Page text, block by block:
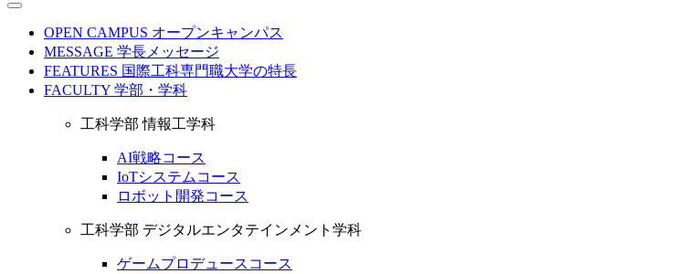
OPEN CAMPUS オープンキャンパス
MESSAGE 学長メッセージ
FEATURES 国際工科専門職大学の特長
FACULTY 学部・学科
工科学部 情報工学科
AI戦略コース
IoTシステムコース
ロボット開発コース
工科学部 デジタルエンタテインメント学科
ゲームプロデュースコース